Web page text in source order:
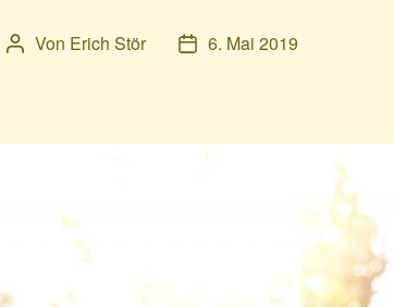
Beitragsautor
Von Erich Stör Veröffentlichungsdatum
6. Mai 2019